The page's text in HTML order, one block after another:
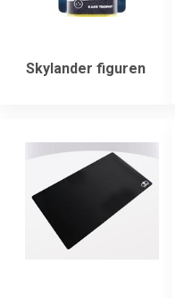
Skylander figuren